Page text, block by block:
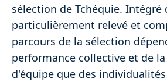
sélection de Tchéquie. Intégré
particulièrement relevé et
parcours de la sélection
performance collective et de
d'équipe que des